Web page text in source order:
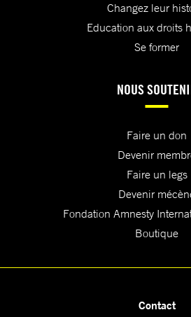
Changez leur
Education aux droits
Se former
NOUS
Faire un don
Devenir
Faire un legs
Devenir
Fondation Amnesty
Boutique
Contact